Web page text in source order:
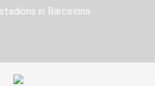
in Barcelona